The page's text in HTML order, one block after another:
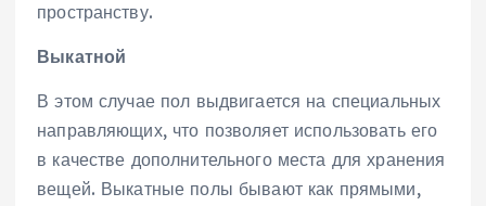
пространству.
Выкатной
В этом случае пол выдвигается на специальных
направляющих‚ что позволяет использовать его
в качестве дополнительного места для хранения
вещей. Выкатные полы бывают как прямыми‚